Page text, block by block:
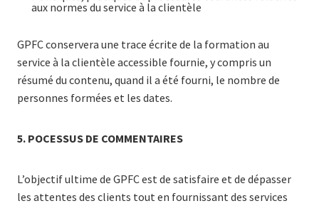
aux normes du service à la clientèle
GPFC conservera une trace écrite de la formation au
service à la clientèle accessible fournie, y compris un
résumé du contenu, quand il a été fourni, le nombre de
personnes formées et les dates.
5. POCESSUS DE COMMENTAIRES
L’objectif ultime de GPFC est de satisfaire et de dépasser
les attentes des clients tout en fournissant des services